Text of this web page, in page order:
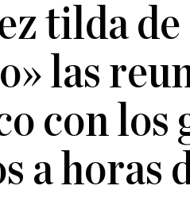
tilda
las
con los
a horas